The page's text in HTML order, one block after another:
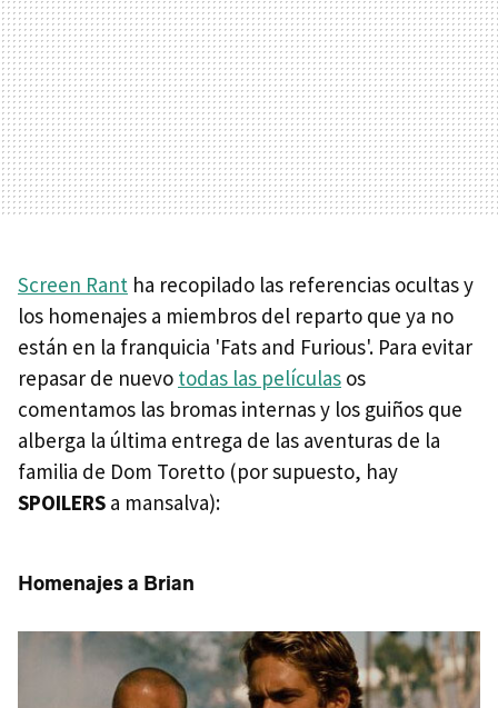
Screen Rant ha recopilado las referencias ocultas y
los homenajes a miembros del reparto que ya no
están en la franquicia 'Fats and Furious'. Para evitar
repasar de nuevo todas las películas os
comentamos las bromas internas y los guiños que
alberga la última entrega de las aventuras de la
familia de Dom Toretto (por supuesto, hay
SPOILERS a mansalva):
Homenajes a Brian